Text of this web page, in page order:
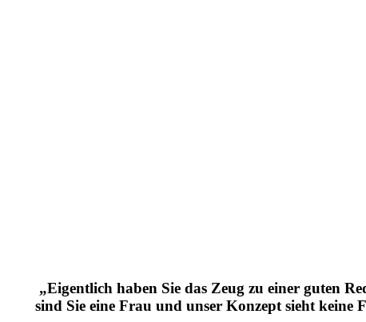
„Eigentlich haben Sie das Zeug zu einer guten
sind Sie eine Frau und unser Konzept sieht keine